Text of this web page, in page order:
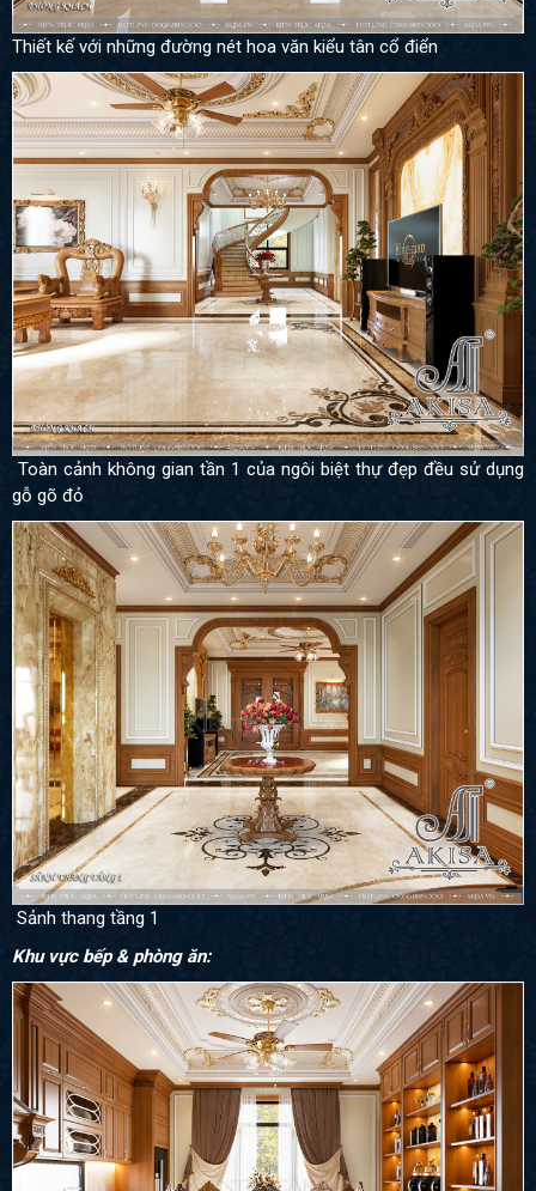
Thiết kế với những đường nét hoa văn kiểu tân cổ điển
Toàn cảnh không gian tần 1 của ngôi biệt thự đẹp đều sử dụng
gỗ gõ đỏ
Sảnh thang tầng 1
Khu vực bếp & phòng ăn: